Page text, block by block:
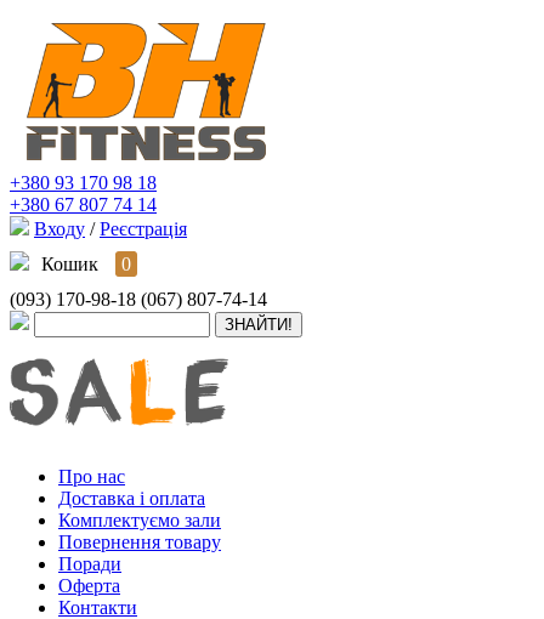
+380 93 170 98 18
+380 67 807 74 14
Входу / Реєстрація
Кошик
0
(093) 170-98-18 (067) 807-74-14
Про нас
Доставка і оплата
Комплектуємо зали
Повернення товару
Поради
Оферта
Контакти